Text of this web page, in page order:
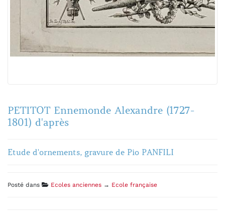
PETITOT Ennemonde Alexandre (1727-
1801) d'après
Etude d'ornements, gravure de Pio PANFILI
Posté dans Ecoles anciennes → Ecole française